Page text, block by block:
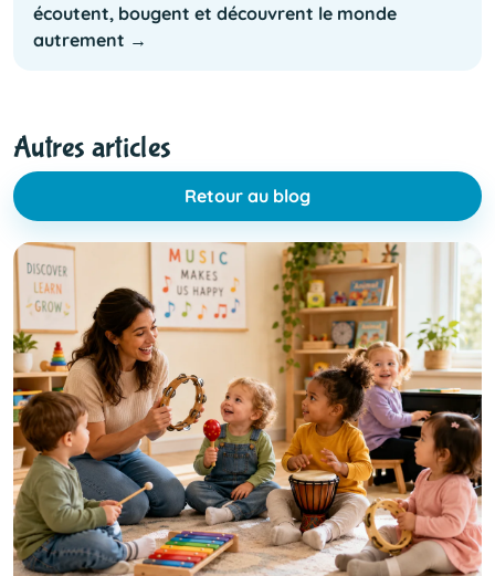
écoutent, bougent et découvrent le monde
autrement →
Autres articles
Retour au blog